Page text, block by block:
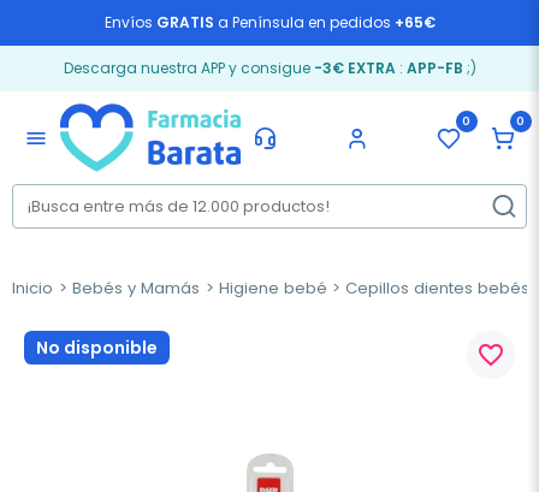
Envíos GRATIS a Península en pedidos +65€
Descarga nuestra APP y consigue -3€ EXTRA: APP-FB ;)
menu
0 0
Inicio Bebés y Mamás Higiene bebé Cepillos dientes bebés
No disponible favorite_border